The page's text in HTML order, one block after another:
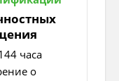
часа
о